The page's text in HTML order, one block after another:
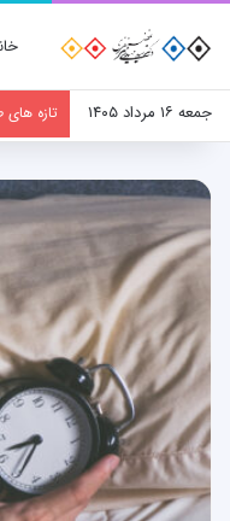
جمعه ۱۶ مرداد ۱۴۰۵ تازه